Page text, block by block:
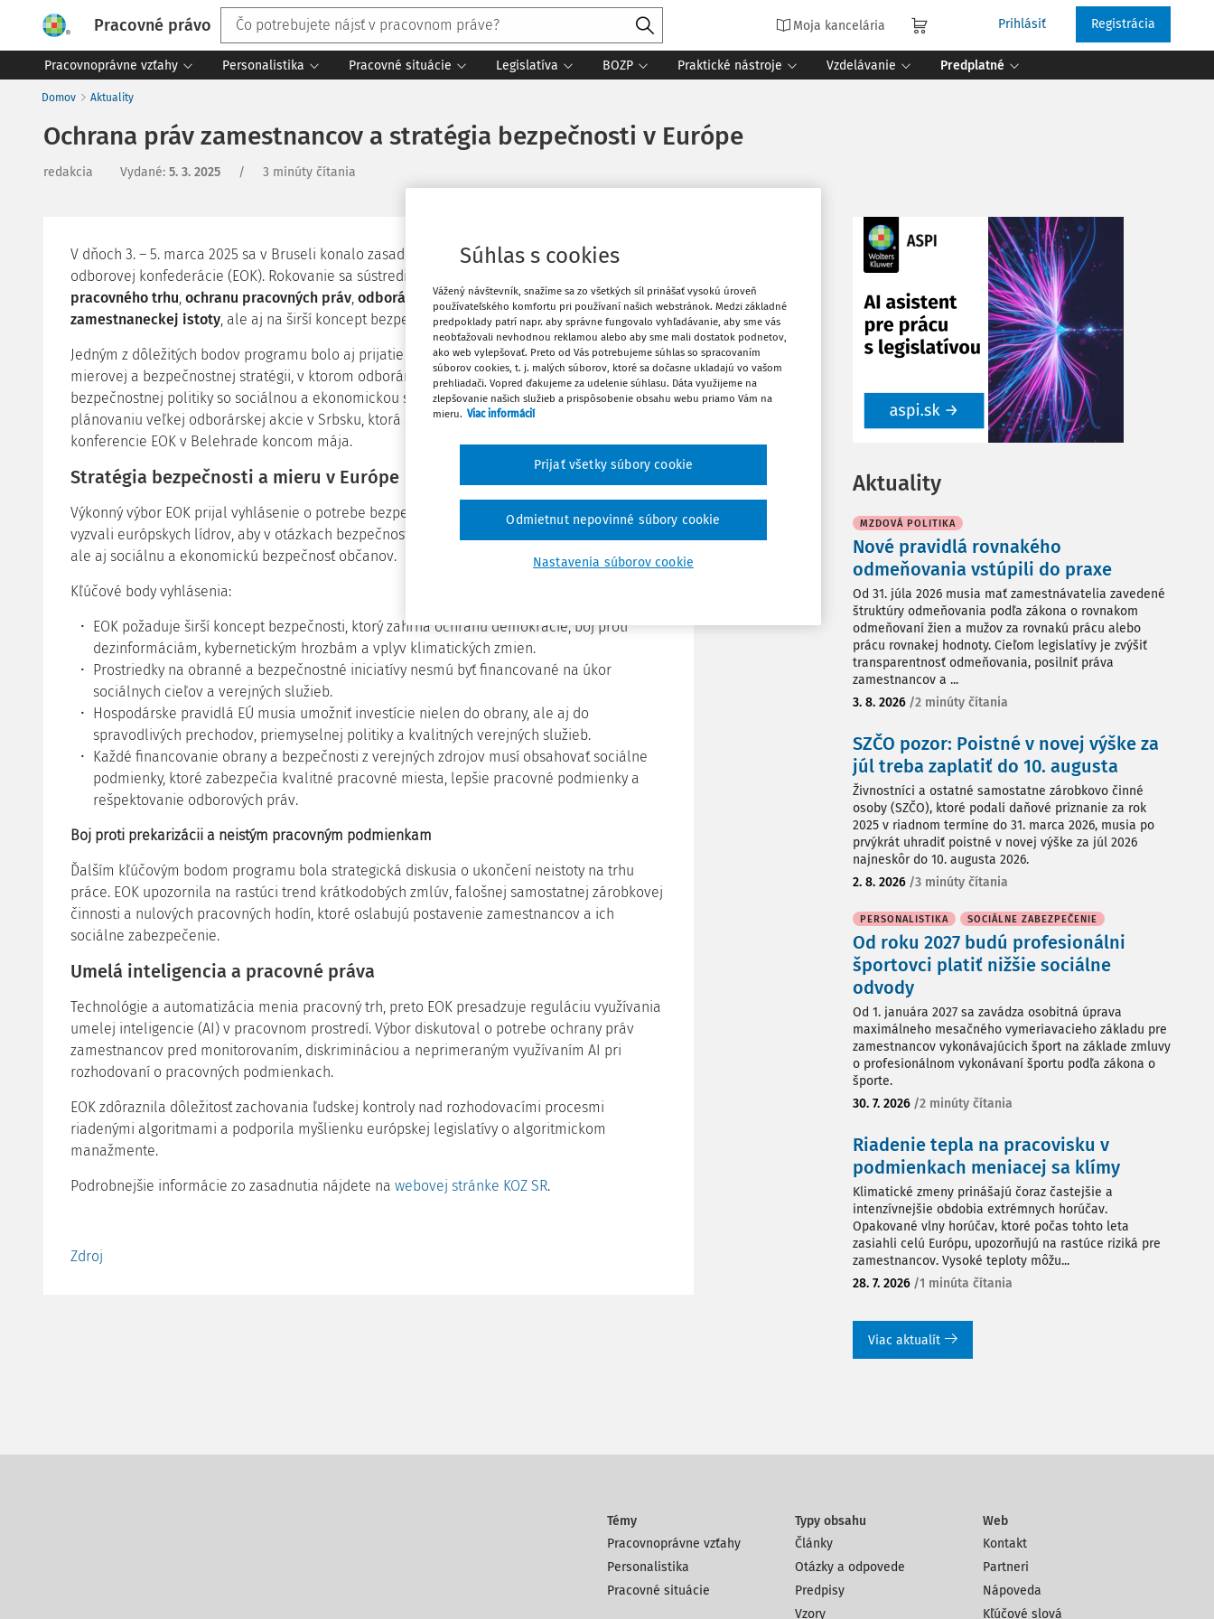
Pracovné právo Moja kancelária Prihlásiť Registrácia
Pracovnoprávne vzťahy Personalistika Pracovné situácie Legislatíva BOZP Praktické nástroje Vzdelávanie Predplatné
Domov Aktuality
Ochrana práv zamestnancov a stratégia bezpečnosti v Európe
redakcia Vydané: 5. 3. 2025 / 3 minúty čítania
V dňoch 3. – 5. marca 2025 sa v Bruseli konalo zasadnutie Výkonného výboru Európskej
odborovej konfederácie (EOK). Rokovanie sa sústredilo na aktuálne
pracovného trhu, ochranu pracovných práv, odborárske stratégie nielen posilnenie
zamestnaneckej istoty, ale aj na širší koncept bezpečnosti v Európe.
Jedným z dôležitých bodov programu bolo aj prijatie vyhlásenia Výkonného výboru EOK k
mierovej a bezpečnostnej stratégii, v ktorom odborári zdôraznili potrebu prepojenia
bezpečnostnej politiky so sociálnou a ekonomickou stabilitou. Výbor sa venoval aj
plánovaniu veľkej odborárskej akcie v Srbsku, ktorá sa uskutoční v rámci strednodobej
konferencie EOK v Belehrade koncom mája.
Stratégia bezpečnosti a mieru v Európe
Výkonný výbor EOK prijal vyhlásenie o potrebe bezpečnostnej a mierovej stratégie. Odbory
vyzvali európskych lídrov, aby v otázkach bezpečnosti zohľadňovali nielen vojenské aspekty,
ale aj sociálnu a ekonomickú bezpečnosť občanov.
Kľúčové body vyhlásenia:
EOK požaduje širší koncept bezpečnosti, ktorý zahŕňa ochranu demokracie, boj proti
dezinformáciám, kybernetickým hrozbám a vplyv klimatických zmien.
Prostriedky na obranné a bezpečnostné iniciatívy nesmú byť financované na úkor
sociálnych cieľov a verejných služieb.
Hospodárske pravidlá EÚ musia umožniť investície nielen do obrany, ale aj do
spravodlivých prechodov, priemyselnej politiky a kvalitných verejných služieb.
Každé financovanie obrany a bezpečnosti z verejných zdrojov musí obsahovať sociálne
podmienky, ktoré zabezpečia kvalitné pracovné miesta, lepšie pracovné podmienky a
rešpektovanie odborových práv.
Boj proti prekarizácii a neistým pracovným podmienkam
Ďalším kľúčovým bodom programu bola strategická diskusia o ukončení neistoty na trhu
práce. EOK upozornila na rastúci trend krátkodobých zmlúv, falošnej samostatnej zárobkovej
činnosti a nulových pracovných hodín, ktoré oslabujú postavenie zamestnancov a ich
sociálne zabezpečenie.
Umelá inteligencia a pracovné práva
Technológie a automatizácia menia pracovný trh, preto EOK presadzuje reguláciu využívania
umelej inteligencie (AI) v pracovnom prostredí. Výbor diskutoval o potrebe ochrany práv
zamestnancov pred monitorovaním, diskrimináciou a neprimeraným využívaním AI pri
rozhodovaní o pracovných podmienkach.
EOK zdôraznila dôležitosť zachovania ľudskej kontroly nad rozhodovacími procesmi
riadenými algoritmami a podporila myšlienku európskej legislatívy o algoritmickom
manažmente.
Podrobnejšie informácie zo zasadnutia nájdete na webovej stránke KOZ SR.
Zdroj
Obľúbené
Zdieľať
Aktuality
MZDOVÁ POLITIKA
Nové pravidlá rovnakého
odmeňovania vstúpili do praxe
Od 31. júla 2026 musia mať zamestnávatelia zavedené
štruktúry odmeňovania podľa zákona o rovnakom
odmeňovaní žien a mužov za rovnakú prácu alebo
prácu rovnakej hodnoty. Cieľom legislatívy je zvýšiť
transparentnosť odmeňovania, posilniť práva
zamestnancov a ...
3. 8. 2026 /2 minúty čítania
SZČO pozor: Poistné v novej výške za
júl treba zaplatiť do 10. augusta
Živnostníci a ostatné samostatne zárobkovo činné
osoby (SZČO), ktoré podali daňové priznanie za rok
2025 v riadnom termíne do 31. marca 2026, musia po
prvýkrát uhradiť poistné v novej výške za júl 2026
najneskôr do 10. augusta 2026.
2. 8. 2026 /3 minúty čítania
PERSONALISTIKA SOCIÁLNE ZABEZPEČENIE
Od roku 2027 budú profesionálni
športovci platiť nižšie sociálne
odvody
Od 1. januára 2027 sa zavádza osobitná úprava
maximálneho mesačného vymeriavacieho základu pre
zamestnancov vykonávajúcich šport na základe zmluvy
o profesionálnom vykonávaní športu podľa zákona o
športe.
30. 7. 2026 /2 minúty čítania
Riadenie tepla na pracovisku v
podmienkach meniacej sa klímy
Klimatické zmeny prinášajú čoraz častejšie a
intenzívnejšie obdobia extrémnych horúčav.
Opakované vlny horúčav, ktoré počas tohto leta
zasiahli celú Európu, upozorňujú na rastúce riziká pre
zamestnancov. Vysoké teploty môžu...
28. 7. 2026 /1 minúta čítania
Viac aktualít
Témy
Pracovnoprávne vzťahy
Personalistika
Pracovné situácie
Typy obsahu
Články
Otázky a odpovede
Predpisy
Vzory
Web
Kontakt
Partneri
Nápoveda
Kľúčové slová
Súhlas s cookies
Vážený návštevník, snažíme sa zo všetkých síl prinášať vysokú úroveň
používateľského komfortu pri používaní našich webstránok. Medzi základné
predpoklady patrí napr. aby správne fungovalo vyhľadávanie, aby sme vás
neobťažovali nevhodnou reklamou alebo aby sme mali dostatok podnetov,
ako web vylepšovať. Preto od Vás potrebujeme súhlas so spracovaním
súborov cookies, t. j. malých súborov, ktoré sa dočasne ukladajú vo vašom
prehliadači. Vopred ďakujeme za udelenie súhlasu. Dáta využijeme na
zlepšovanie našich služieb a prispôsobenie obsahu webu priamo Vám na
mieru. Viac informácií
Nastavenia súborov cookie
Odmietnut nepovinné súbory cookie
Prijať všetky súbory cookie